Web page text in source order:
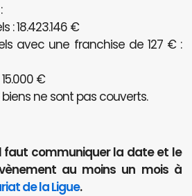
: 18.423.146 €
avec une franchise de 127 € :
€
ne sont pas couverts.
faut communiquer la date et le
au moins un mois à
de la Ligue.